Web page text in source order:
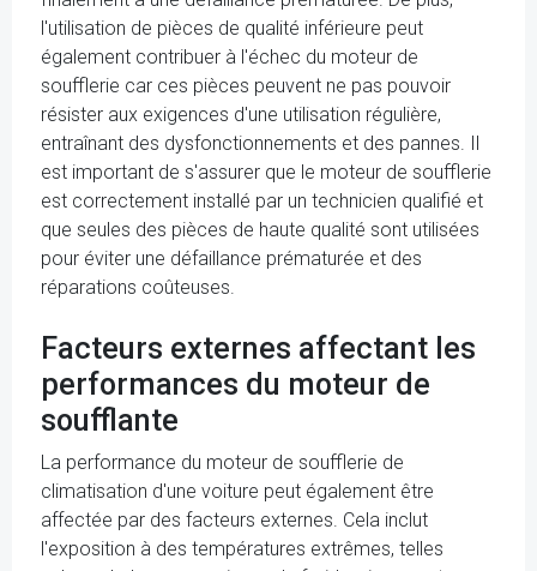
l'utilisation de pièces de qualité inférieure peut
également contribuer à l'échec du moteur de
soufflerie car ces pièces peuvent ne pas pouvoir
résister aux exigences d'une utilisation régulière,
entraînant des dysfonctionnements et des pannes. Il
est important de s'assurer que le moteur de soufflerie
est correctement installé par un technicien qualifié et
que seules des pièces de haute qualité sont utilisées
pour éviter une défaillance prématurée et des
réparations coûteuses.
Facteurs externes affectant les
performances du moteur de
soufflante
La performance du moteur de soufflerie de
climatisation d'une voiture peut également être
affectée par des facteurs externes. Cela inclut
l'exposition à des températures extrêmes, telles